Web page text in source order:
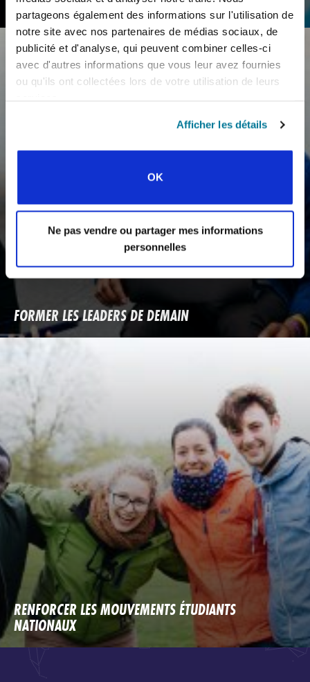
partageons également des informations sur l'utilisation de
notre site avec nos partenaires de médias sociaux, de
publicité et d'analyse, qui peuvent combiner celles-ci
avec d'autres informations que vous leur avez fournies
ou qu'ils ont collectées lors de votre utilisation de leurs
Afficher les détails
OK
Ne pas vendre ou partager mes informations
personnelles
INTERAGIR AVEC L’UNIVERSITÉ
FORMER LES LEADERS DE DEMAIN
RENFORCER LES MOUVEMENTS ÉTUDIANTS
NATIONAUX